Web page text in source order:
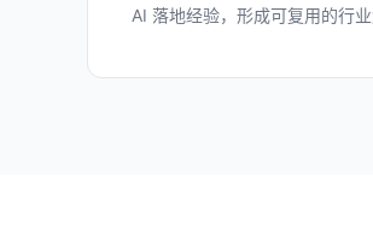
AI 落地经验，形成可复用的行业